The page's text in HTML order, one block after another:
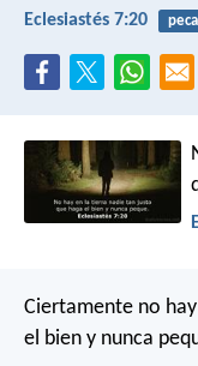
Eclesiastés 7:20
Ciertamente no
el bien y nunca